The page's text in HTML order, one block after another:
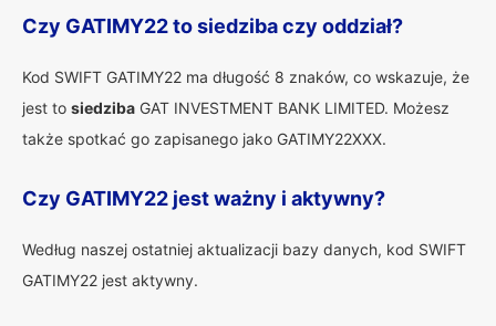
Czy GATIMY22 to siedziba czy oddział?
Kod SWIFT GATIMY22 ma długość 8 znaków, co wskazuje, że
jest to siedziba GAT INVESTMENT BANK LIMITED. Możesz
także spotkać go zapisanego jako GATIMY22XXX.
Czy GATIMY22 jest ważny i aktywny?
Według naszej ostatniej aktualizacji bazy danych, kod SWIFT
GATIMY22 jest aktywny.